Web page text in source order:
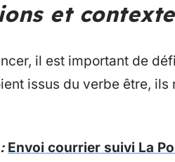
et
il est important de
issus du verbe être,
Envoi courrier suivi La